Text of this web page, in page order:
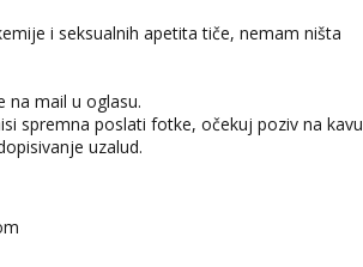
i seksualnih apetita tiče, nemam ništa
na mail u oglasu.
spremna poslati fotke, očekuj poziv na kavu
uzalud.